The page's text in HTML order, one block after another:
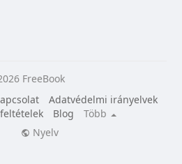
FreeBook
Adatvédelmi irányelvek
Blog
Több
Nyelv